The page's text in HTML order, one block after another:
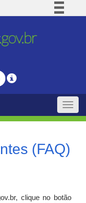
Comunica BR
Legislação
Toggle
(FAQ)
clique no botão